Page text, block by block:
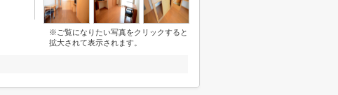
※ご覧になりたい写真をクリックすると
拡大されて表示されます。